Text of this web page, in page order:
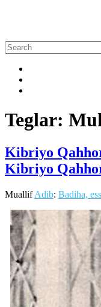
Teglar:
Kibriyo
Kibriyo
MuallifAdib: Badiha,